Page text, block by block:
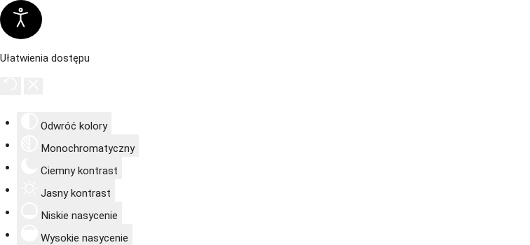
Ułatwienia dostępu
Odwróć kolory
Monochromatyczny
Ciemny kontrast
Jasny kontrast
Niskie nasycenie
Wysokie nasycenie